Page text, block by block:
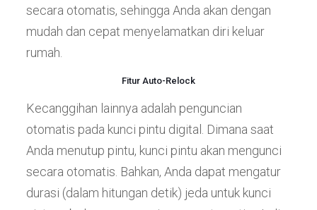
secara otomatis, sehingga Anda akan dengan
mudah dan cepat menyelamatkan diri keluar
rumah.
Fitur Auto-Relock
Kecanggihan lainnya adalah penguncian
otomatis pada kunci pintu digital. Dimana saat
Anda menutup pintu, kunci pintu akan mengunci
secara otomatis. Bahkan, Anda dapat mengatur
durasi (dalam hitungan detik) jeda untuk kunci